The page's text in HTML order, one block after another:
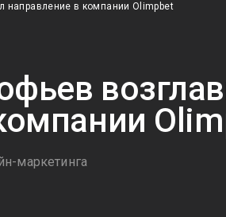
направление в компании Olimpbet
маркетинга